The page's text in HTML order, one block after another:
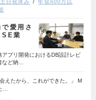
土日祝休み
年収600万以
愛用さ
SE業
アプリ開発におけるDB設計レビ
など納…
えたから、これができた。」 M
…